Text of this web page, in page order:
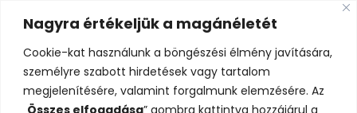
Nagyra értékeljük a magánéletét
Cookie-kat használunk a böngészési élmény javítására,
személyre szabott hirdetések vagy tartalom
megjelenítésére, valamint forgalmunk elemzésére. Az
Összes elfogadása” gombra kattintva hozzájárul a
Felbecsülhetetlen értékű honfoglaláskori
leletegyüttes került elő Pest megyében – videóval
Eltűnt egy 21 éves fiatal, az Ozora fesztiválon
látták utoljára